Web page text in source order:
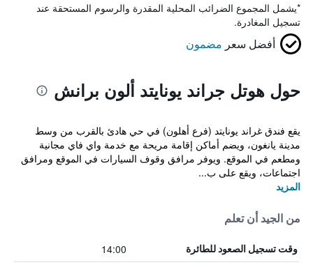
*يشمل المجموع الضرائب المحلية المقدرة والرسوم المستحقة عند
تسجيل المغادرة.
أفضل سعر مضمون
حول هوتل جراند يونايتد ألون برانش
يقع فندق غراند يونايتد (فرع أهلون) في حي هادئ بالقرب من وسط
مدينة يانغون، ويضم أماكن إقامة مريحة مع خدمة واي فاي مجانية
ومطعم في الموقع. ويوفر مرافق وقوف السيارات في الموقع ومرافق
اجتماعات، ويقع على ب...
المزيد
من الجيد أن تعلم
وقت تسجيل الصعود للطائرة 14:00